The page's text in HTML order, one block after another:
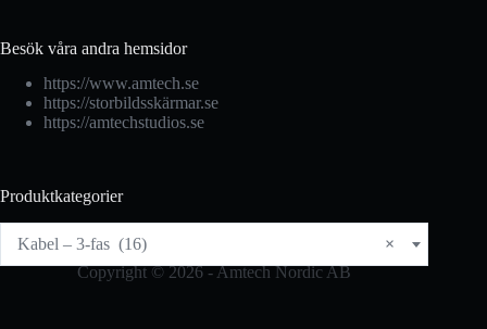
Besök våra andra hemsidor
https://www.amtech.se
https://storbildsskärmar.se
https://amtechstudios.se
Produktkategorier
×
Kabel – 3-fas (16)
Copyright © 2026 - Amtech Nordic AB